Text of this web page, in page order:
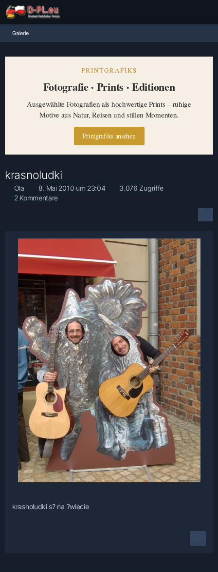
Galerie
PRINTGRAFIKS
Fotografie · Prints · Editionen
Ausgewählte Fotografien als hochwertige Prints – ruhige
Motive aus Natur, Reisen und stillen Momenten.
Printgrafiks ansehen
krasnoludki
Ola 8. Mai 2010 um 23:04
3.076 Zugriffe
2 Kommentare
krasnoludki s? na ?wiecie